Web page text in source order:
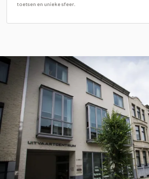
toetsen en unieke sfeer.